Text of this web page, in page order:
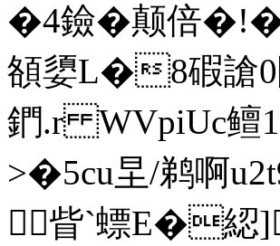
�4鐱�颠倍
頟嬃L�8碬謒0
鍆.r WVpiUc
>�5cu圼/鹈啊
眥`螵 E�綛